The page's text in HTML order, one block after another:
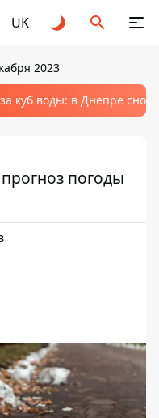
UK
2023
куб воды: в Днепре
погоды